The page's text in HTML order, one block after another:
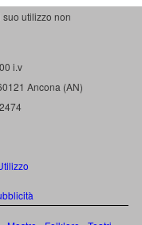
utilizzo non
i.v
Ancona (AN)